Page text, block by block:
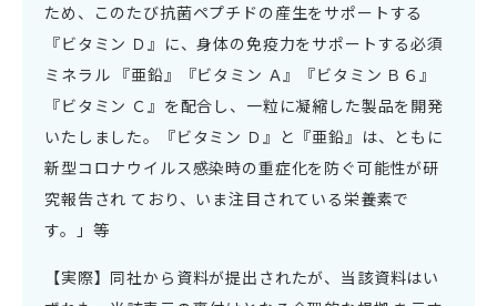
ため、このたび抗菌ペプチドの産生をサポートする
『ビタミン Ｄ』に、身体の免疫力をサポートする必須
ミネラル 『亜鉛』『ビタミン Ａ』『ビタミン Ｂ６』
『ビタミン Ｃ』を配合し、一粒に凝縮した製品を開発
いたしました。『ビタミン Ｄ』と『亜鉛』は、ともに
新型コロナウイルス感染時の重症化を防ぐ可能性が研
究報告され ており、いま注目されている栄養素で
す。」等
【実際】同社から資料が提出されたが、当該資料はい